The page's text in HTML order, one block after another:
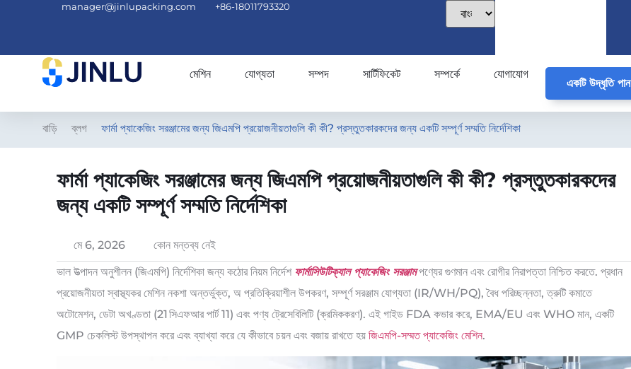
manager@jinlupacking.com +86-18011793320
মেশিন যোগ্যতা সম্পদ সার্টিফিকেট সম্পর্কে যোগাযোগ
একটি উদ্ধৃতি পান
বাড়ি ব্লগ ফার্মা প্যাকেজিং সরঞ্জামের জন্য জিএমপি প্রয়োজনীয়তাগুলি কী কী? প্রস্তুতকারকদের জন্য একটি সম্পূর্ণ সম্মতি নির্দেশিকা
ফার্মা প্যাকেজিং সরঞ্জামের জন্য জিএমপি প্রয়োজনীয়তাগুলি কী কী? প্রস্তুতকারকদের
জন্য একটি সম্পূর্ণ সম্মতি নির্দেশিকা
মে 6, 2026
কোন মন্তব্য নেই
ভাল উত্পাদন অনুশীলন (জিএমপি) নির্দেশিকা জন্য কঠোর নিয়ম নির্দেশ ফার্মাসিউটিক্যাল প্যাকেজিং সরঞ্জামপণ্যের গুণমান এবং রোগীর নিরাপত্তা নিশ্চিত করতে. প্রধান
প্রয়োজনীয়তা স্বাস্থ্যকর মেশিন নকশা অন্তর্ভুক্ত, অ প্রতিক্রিয়াশীল উপকরণ, সম্পূর্ণ সরঞ্জাম যোগ্যতা (IR/WH/PQ), বৈধ পরিচ্ছন্নতা, ত্রুটি কমাতে
অটোমেশন, ডেটা অখণ্ডতা (21 সিএফআর পার্ট 11) এবং পণ্য ট্রেসেবিলিটি (ক্রমিককরণ). এই গাইড FDA কভার করে, EMA/EU এবং WHO মান, একটি
GMP চেকলিস্ট উপস্থাপন করে এবং ব্যাখ্যা করে যে কীভাবে চয়ন এবং বজায় রাখতে হয় জিএমপি-সম্মত প্যাকেজিং মেশিন.